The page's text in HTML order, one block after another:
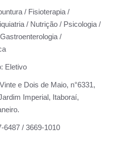
/ Fisioterapia /
/ Nutrição / Psicologia /
/
Eletivo
e Dois de Maio, n°6331,
Imperial, Itaboraí,
6487 / 3669-1010